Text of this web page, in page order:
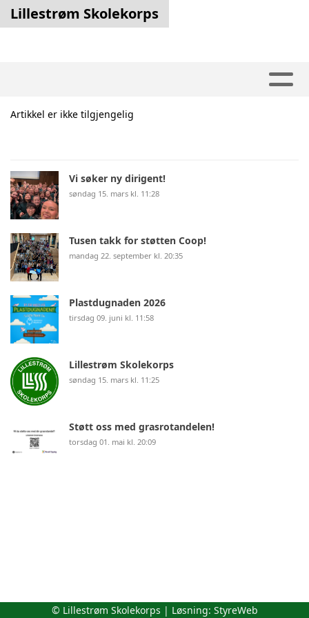
Lillestrøm Skolekorps
Artikkel er ikke tilgjengelig
Vi søker ny dirigent!
søndag 15. mars kl. 11:28
Tusen takk for støtten Coop!
mandag 22. september kl. 20:35
Plastdugnaden 2026
tirsdag 09. juni kl. 11:58
Lillestrøm Skolekorps
søndag 15. mars kl. 11:25
Støtt oss med grasrotandelen!
torsdag 01. mai kl. 20:09
© Lillestrøm Skolekorps | Løsning: StyreWeb